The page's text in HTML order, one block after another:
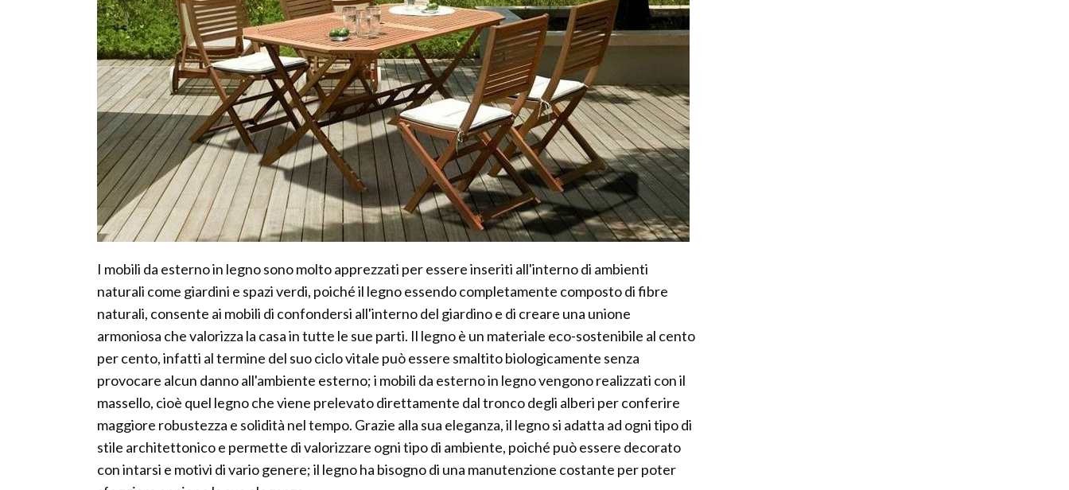
I mobili da esterno in legno sono molto apprezzati per essere inseriti all'interno di ambienti
naturali come giardini e spazi verdi, poiché il legno essendo completamente composto di fibre
naturali, consente ai mobili di confondersi all'interno del giardino e di creare una unione
armoniosa che valorizza la casa in tutte le sue parti. Il legno è un materiale eco-sostenibile al cento
per cento, infatti al termine del suo ciclo vitale può essere smaltito biologicamente senza
provocare alcun danno all'ambiente esterno; i mobili da esterno in legno vengono realizzati con il
massello, cioè quel legno che viene prelevato direttamente dal tronco degli alberi per conferire
maggiore robustezza e solidità nel tempo. Grazie alla sua eleganza, il legno si adatta ad ogni tipo di
stile architettonico e permette di valorizzare ogni tipo di ambiente, poiché può essere decorato
con intarsi e motivi di vario genere; il legno ha bisogno di una manutenzione costante per poter